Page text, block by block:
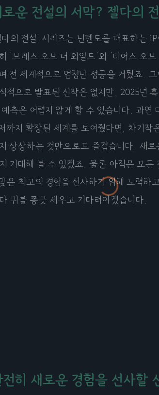
운 전설의 서막? 젤다의
의 전설' 시리즈는 닌텐도를 대표하는
'브레스 오브 더 와일드'와 '티어스 오
전 세계적으로 엄청난 성공을 거뒀죠.
적으로 발표된 신작은 없지만, 2025년
측은 어렵지 않게 할 수 있습니다. 과
까지 확장된 세계를 보여줬다면, 차기작
상상하는 것만으로도 즐겁습니다. 새
기대해 볼 수 있겠죠. 물론 아직은 모든
은 최고의 경험을 선사하기 위해 노력하
귀를 쫑긋 세우고 기다려야겠습니다.
히 새로운 경험을 선사할